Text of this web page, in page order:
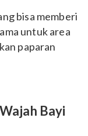
bisa memberi
untuk area
paparan
Bayi